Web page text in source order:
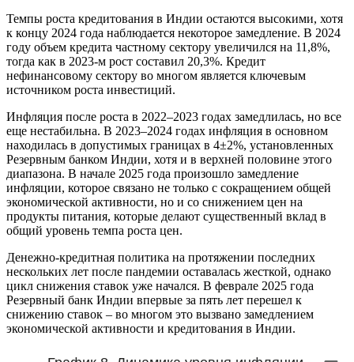
Темпы роста кредитования в Индии остаются высокими, хотя
к концу 2024 года наблюдается некоторое замедление. В 2024
году объем кредита частному сектору увеличился на 11,8%,
тогда как в 2023-м рост составил 20,3%. Кредит
нефинансовому сектору во многом является ключевым
источником роста инвестиций.
Инфляция после роста в 2022–2023 годах замедлилась, но все
еще нестабильна. В 2023–2024 годах инфляция в основном
находилась в допустимых границах в 4±2%, установленных
Резервным банком Индии, хотя и в верхней половине этого
диапазона. В начале 2025 года произошло замедление
инфляции, которое связано не только с сокращением общей
экономической активности, но и со снижением цен на
продукты питания, которые делают существенный вклад в
общий уровень темпа роста цен.
Денежно-кредитная политика на протяжении последних
нескольких лет после пандемии оставалась жесткой, однако
цикл снижения ставок уже начался. В феврале 2025 года
Резервный банк Индии впервые за пять лет перешел к
снижению ставок – во многом это вызвано замедлением
экономической активности и кредитования в Индии.